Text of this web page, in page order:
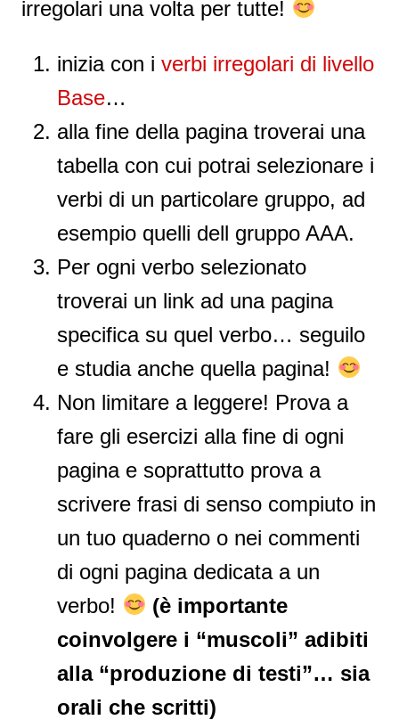
irregolari una volta per tutte!
inizia con i verbi irregolari di livello
Base…
alla fine della pagina troverai una
tabella con cui potrai selezionare i
verbi di un particolare gruppo, ad
esempio quelli dell gruppo AAA.
Per ogni verbo selezionato
troverai un link ad una pagina
specifica su quel verbo… seguilo
e studia anche quella pagina!
Non limitare a leggere! Prova a
fare gli esercizi alla fine di ogni
pagina e soprattutto prova a
scrivere frasi di senso compiuto in
un tuo quaderno o nei commenti
di ogni pagina dedicata a un
verbo!
(è importante
coinvolgere i “muscoli” adibiti
alla “produzione di testi”… sia
orali che scritti)